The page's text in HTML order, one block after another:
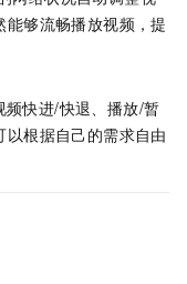
够流畅播放视频，提
频快进/快退、播放/暂
根据自己的需求自由